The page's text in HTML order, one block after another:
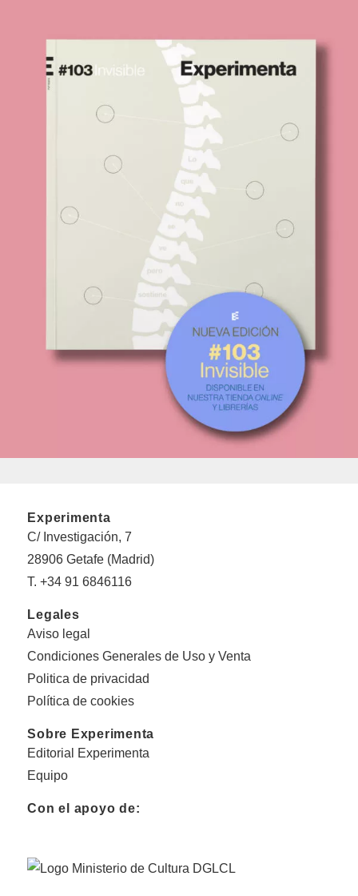
Experimenta
C/ Investigación, 7
28906 Getafe (Madrid)
T. +34 91 6846116
Legales
Aviso legal
Condiciones Generales de Uso y Venta
Politica de privacidad
Política de cookies
Sobre Experimenta
Editorial Experimenta
Equipo
Con el apoyo de: